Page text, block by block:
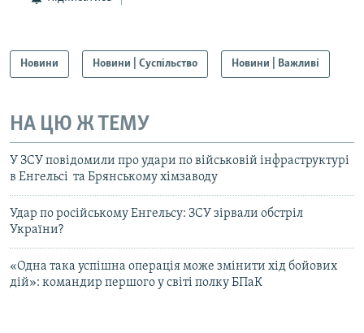
Новини Новини | Суспільство Новини | Важливі
НА ЦЮ Ж ТЕМУ
У ЗСУ повідомили про удари по військовій інфраструктурі
в Енгельсі та Брянському хімзаводу
Удар по російському Енгельсу: ЗСУ зірвали обстріл
України?
«Одна така успішна операція може змінити хід бойових
дій»: командир першого у світі полку БПаК